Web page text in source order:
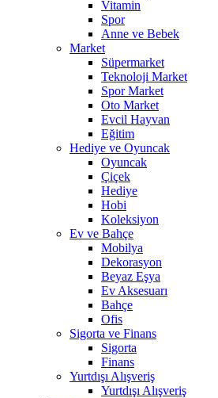
Vitamin
Spor
Anne ve Bebek
Market
Süpermarket
Teknoloji Market
Spor Market
Oto Market
Evcil Hayvan
Eğitim
Hediye ve Oyuncak
Oyuncak
Çiçek
Hediye
Hobi
Koleksiyon
Ev ve Bahçe
Mobilya
Dekorasyon
Beyaz Eşya
Ev Aksesuarı
Bahçe
Ofis
Sigorta ve Finans
Sigorta
Finans
Yurtdışı Alışveriş
Yurtdışı Alışveriş